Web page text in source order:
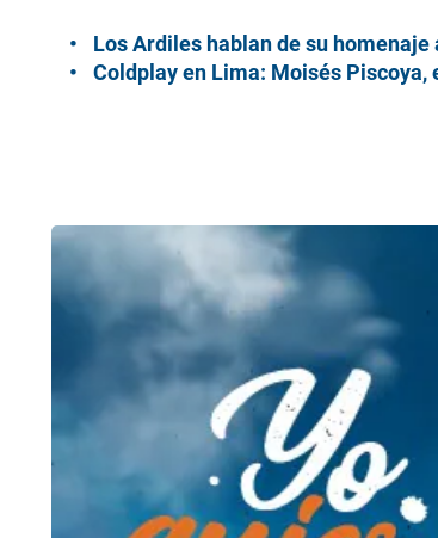
Los Ardiles hablan de su
Coldplay en Lima: Moisés